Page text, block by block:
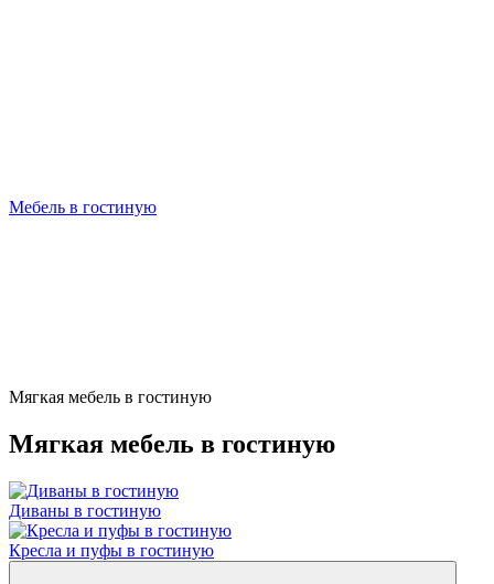
Мебель в гостиную
Мягкая мебель в гостиную
Мягкая мебель в гостиную
Диваны в гостиную
Кресла и пуфы в гостиную